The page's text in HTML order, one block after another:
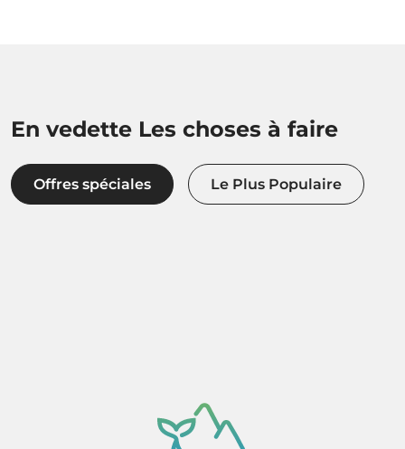
En vedette Les choses à faire
Offres spéciales Le Plus Populaire